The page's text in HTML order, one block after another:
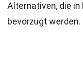
Alternativen, die
bevorzugt werden.